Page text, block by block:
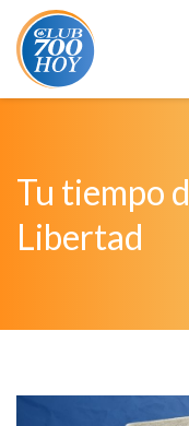
Tu tiempo
Libertad